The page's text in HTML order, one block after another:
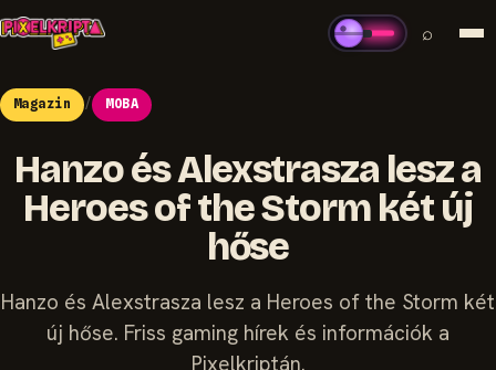
⌕
Magazin / MOBA
Hanzo és Alexstrasza lesz a
Heroes of the Storm két új
hőse
Hanzo és Alexstrasza lesz a Heroes of the Storm két
új hőse. Friss gaming hírek és információk a
Pixelkriptán.